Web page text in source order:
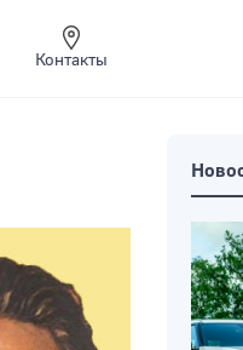
Контакты